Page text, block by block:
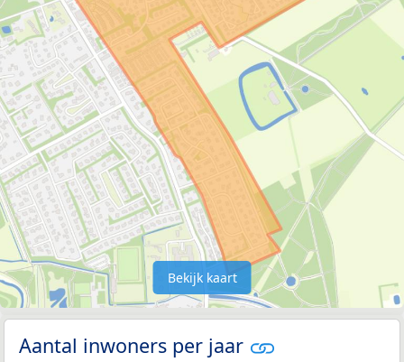
Bekijk kaart
Aantal inwoners per jaar